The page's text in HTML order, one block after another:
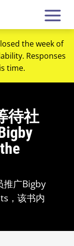
the week of
Responses
time.
待社
推广Bigby
，该书内